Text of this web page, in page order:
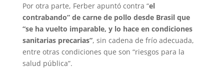
Por otra parte, Ferber apuntó contra “el
contrabando” de carne de pollo desde Brasil que
“se ha vuelto imparable, y lo hace en condiciones
sanitarias precarias”, sin cadena de frío adecuada,
entre otras condiciones que son “riesgos para la
salud pública”.